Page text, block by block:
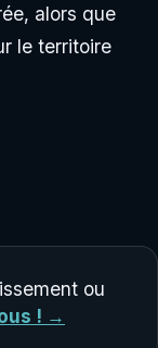
alors que
le territoire
ou
! →